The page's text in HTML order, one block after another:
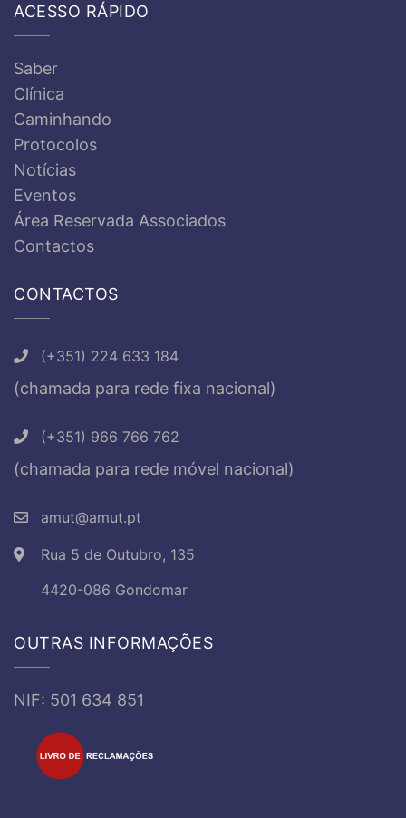
ACESSO RÁPIDO
Saber
Clínica
Caminhando
Protocolos
Notícias
Eventos
Área Reservada Associados
Contactos
CONTACTOS
(+351) 224 633 184
(chamada para rede fixa nacional)
(+351) 966 766 762
(chamada para rede móvel nacional)
amut@amut.pt
Rua 5 de Outubro, 135
4420-086 Gondomar
OUTRAS INFORMAÇÕES
NIF: 501 634 851